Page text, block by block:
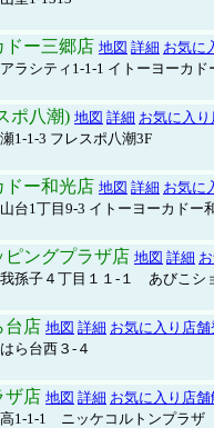
ドー三郷店 地図 詳細 お気に
ラシティ1-1-1 イトーヨーカド
ポ八潮) 地図 詳細 お気に入
1-1-3 フレスポ八潮3F
ドー和光店 地図 詳細 お気に
台1丁目9-3 イトーヨーカドー
ピングプラザ店 地図 詳細
孫子４丁目１１-１ あびこシ
台店 地図 詳細 お気に入り店舗
ら台西３-４
ザ店 地図 詳細 お気に入り店舗
1-1-1 ニッケコルトンプラザ